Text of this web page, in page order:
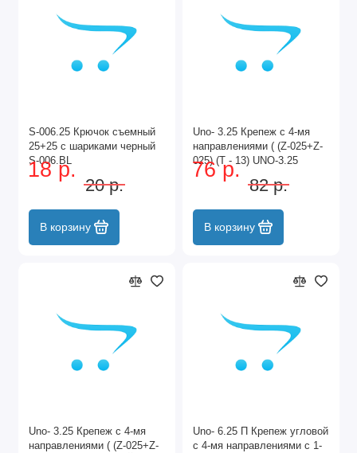
S-006.25 Крючок съемный
25+25 с шариками черный
S-006.BL
18 р.
20 р.
В корзину
Uno- 3.25 Крепеж с 4-мя
направлениями ( (Z-025+Z-
025) (T - 13) UNO-3.25
76 р.
82 р.
В корзину
Uno- 3.25 Крепеж с 4-мя
направлениями ( (Z-025+Z-
Uno- 6.25 П Крепеж угловой
с 4-мя направлениями с 1-